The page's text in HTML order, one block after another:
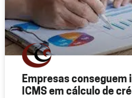
Empresas conseguem
ICMS em cálculo de